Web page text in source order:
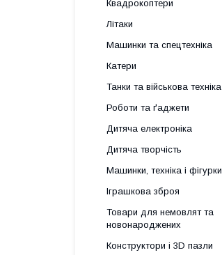
Квадрокоптери
Літаки
Машинки та спецтехніка
Катери
Танки та військова техніка
Роботи та ґаджети
Дитяча електроніка
Дитяча творчість
Машинки, техніка і фігурки
Іграшкова зброя
Товари для немовлят та
новонароджених
Конструктори і 3D пазли